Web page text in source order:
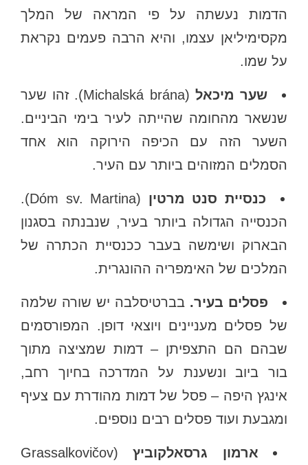
הדמות נעשתה על פי המראה של המלך
מקסימיליאן עצמו, והיא הרבה פעמים נקראת
על שמו.
שער מיכאל
(Michalská brána). זהו שער
שנשאר מהחומה שהייתה לעיר בימי הביניים.
השער הזה עם הכיפה הירוקה הוא אחד
הסמלים המזוהים ביותר עם העיר.
כנסיית סנט מרטין
(Dóm sv. Martina).
הכנסייה הגדולה ביותר בעיר, שנבנתה בסגנון
הבארוק ושימשה בעבר ככנסיית הכתרה של
המלכים של האימפריה ההונגרית.
פסלים בעיר. בברטיסלבה יש שורה שלמה
של פסלים מעניינים ויוצאי דופן. המפורסמים
שבהם הם התצפיתן – דמות שמציצה מתוך
בור ביוב ונשענת על המדרכה בחיוך רחב,
אינגץ היפה – פסל של דמות מהודרת עם צעיף
ומגבעת ועוד פסלים רבים נוספים.
ארמון גרסאלקוביץ (Grassalkovičov